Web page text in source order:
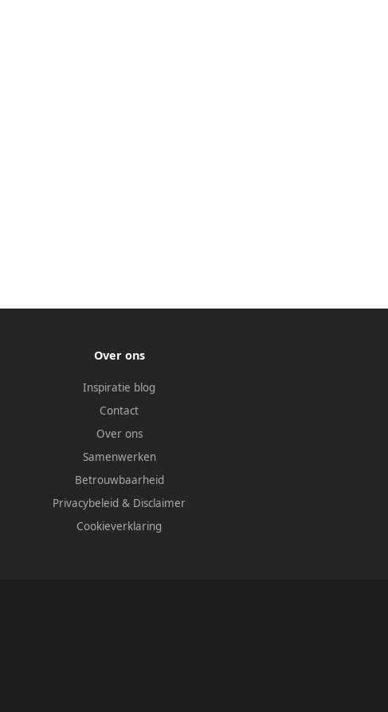
Over ons
Inspiratie blog
Contact
Over ons
Samenwerken
Betrouwbaarheid
Privacybeleid & Disclaimer
Cookieverklaring